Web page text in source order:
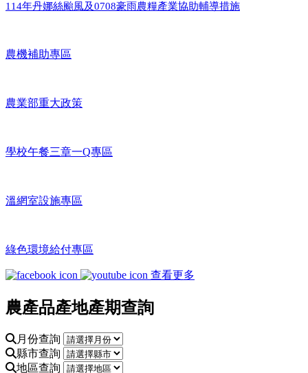
114年丹娜絲颱風及0708豪雨農糧產業協助輔導措施
農機補助專區
農業部重大政策
學校午餐三章一Q專區
溫網室設施專區
綠色環境給付專區
查看更多
農產品產地產期查詢
月份查詢
縣市查詢
地區查詢